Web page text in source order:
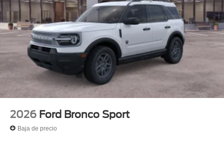
2026 Ford Bronco Sport
Baja de precio